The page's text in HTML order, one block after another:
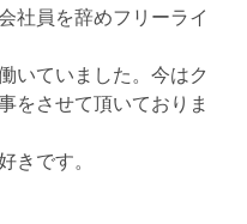
社員を辞めフリーライ
いていました。今はク
をさせて頂いておりま
きです。